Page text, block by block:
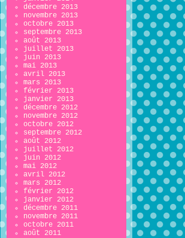
décembre 2013
novembre 2013
octobre 2013
septembre 2013
août 2013
juillet 2013
juin 2013
mai 2013
avril 2013
mars 2013
février 2013
janvier 2013
décembre 2012
novembre 2012
octobre 2012
septembre 2012
août 2012
juillet 2012
juin 2012
mai 2012
avril 2012
mars 2012
février 2012
janvier 2012
décembre 2011
novembre 2011
octobre 2011
août 2011